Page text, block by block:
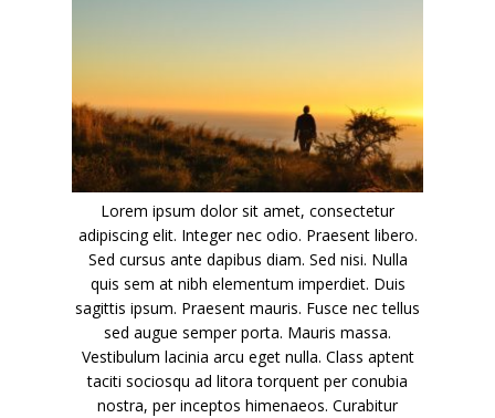
Lorem ipsum dolor sit amet, consectetur
adipiscing elit. Integer nec odio. Praesent libero.
Sed cursus ante dapibus diam. Sed nisi. Nulla
quis sem at nibh elementum imperdiet. Duis
sagittis ipsum. Praesent mauris. Fusce nec tellus
sed augue semper porta. Mauris massa.
Vestibulum lacinia arcu eget nulla. Class aptent
taciti sociosqu ad litora torquent per conubia
nostra, per inceptos himenaeos. Curabitur